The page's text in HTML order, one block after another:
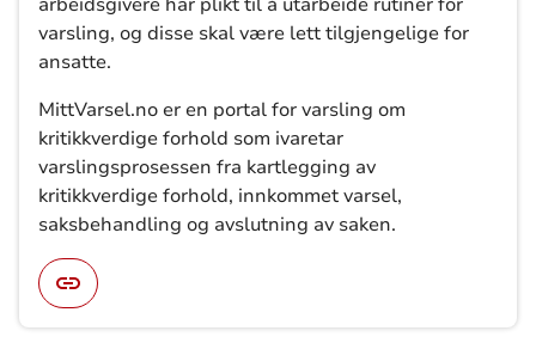
varsling, og disse skal være lett tilgjengelige for
ansatte.
MittVarsel.no er en portal for varsling om
kritikkverdige forhold som ivaretar
varslingsprosessen fra kartlegging av
kritikkverdige forhold, innkommet varsel,
saksbehandling og avslutning av saken.